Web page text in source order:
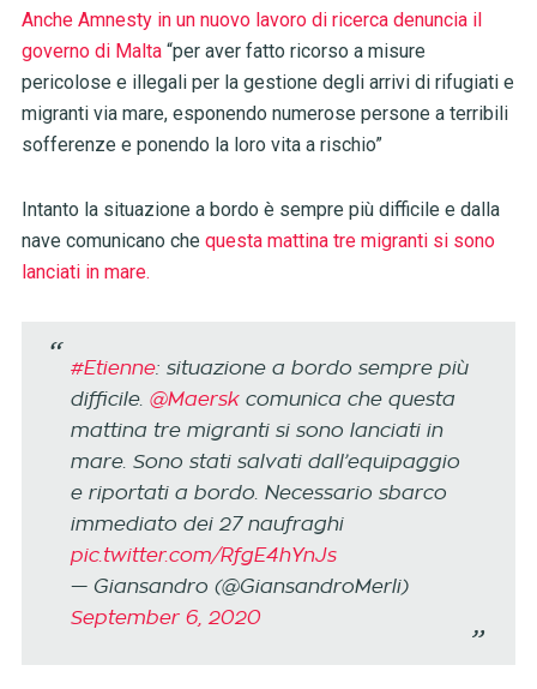
Anche Amnesty in un nuovo lavoro di ricerca denuncia il
governo di Malta“per aver fatto ricorso a misure
pericolose e illegali per la gestione degli arrivi di rifugiati e
migranti via mare, esponendo numerose persone a terribili
sofferenze e ponendo la loro vita a rischio”
Intanto la situazione a bordo è sempre più difficile e dalla
nave comunicano che questa mattina tre migranti si sono
lanciati in mare.
#Etienne: situazione a bordo sempre più
difficile. @Maerskcomunica che questa
mattina tre migranti si sono lanciati in
mare. Sono stati salvati dall’equipaggio
e riportati a bordo. Necessario sbarco
immediato dei 27 naufraghi
pic.twitter.com/RfgE4hYnJs
— Giansandro (@GiansandroMerli)
September 6, 2020